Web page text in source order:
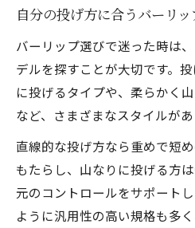
自分の投げ方に合うバーリ
バーリップ選びで迷った時は
デルを探すことが大切です。
に投げるタイプや、柔らかく
など、さまざまなスタイルがあ
直線的な投げ方なら重めで短
もたらし、山なりに投げる方
元のコントロールをサポート
ように汎用性の高い規格も多